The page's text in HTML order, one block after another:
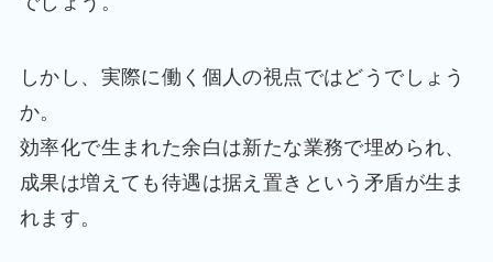
しかし、実際に働く個人の視点ではどうでしょう
か。
効率化で生まれた余白は新たな業務で埋められ、
成果は増えても待遇は据え置きという矛盾が生ま
れます。